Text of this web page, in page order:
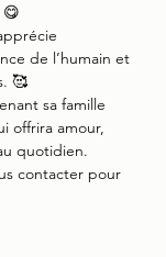
de l’humain et
🥰
sa famille
offrira amour,
quotidien.
contacter pour